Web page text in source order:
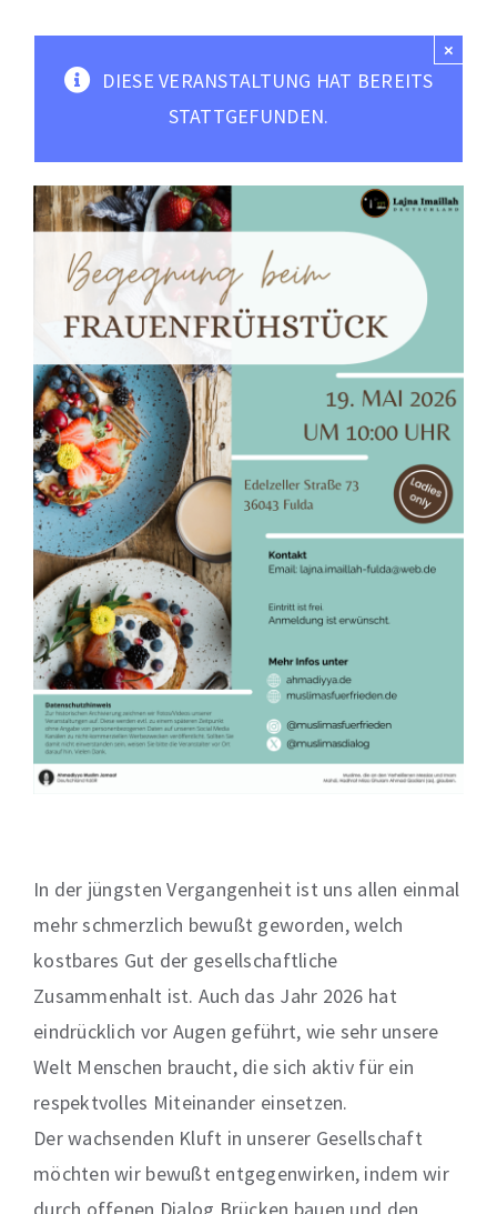
DIESE VERANSTALTUNG HAT BEREITS
STATTGEFUNDEN.
×
In der jüngsten Vergangenheit ist uns allen einmal
mehr schmerzlich bewußt geworden, welch
kostbares Gut der gesellschaftliche
Zusammenhalt ist. Auch das Jahr 2026 hat
eindrücklich vor Augen geführt, wie sehr unsere
Welt Menschen braucht, die sich aktiv für ein
respektvolles Miteinander einsetzen.
Der wachsenden Kluft in unserer Gesellschaft
möchten wir bewußt entgegenwirken, indem wir